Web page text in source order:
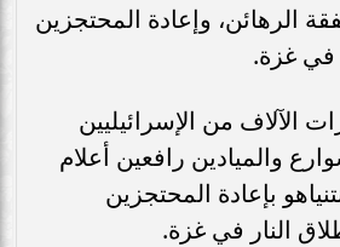
الرهائن، وإعادة المحتجزين
غزة.
الآلاف من الإسرائيليين
والميادين رافعين أعلام
بإعادة المحتجزين
النار في غزة.